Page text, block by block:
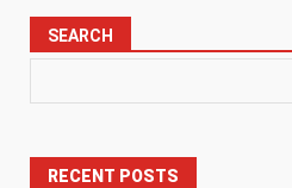
SEARCH
RECENT POSTS